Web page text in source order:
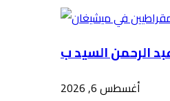
أغسطس 6, 2026